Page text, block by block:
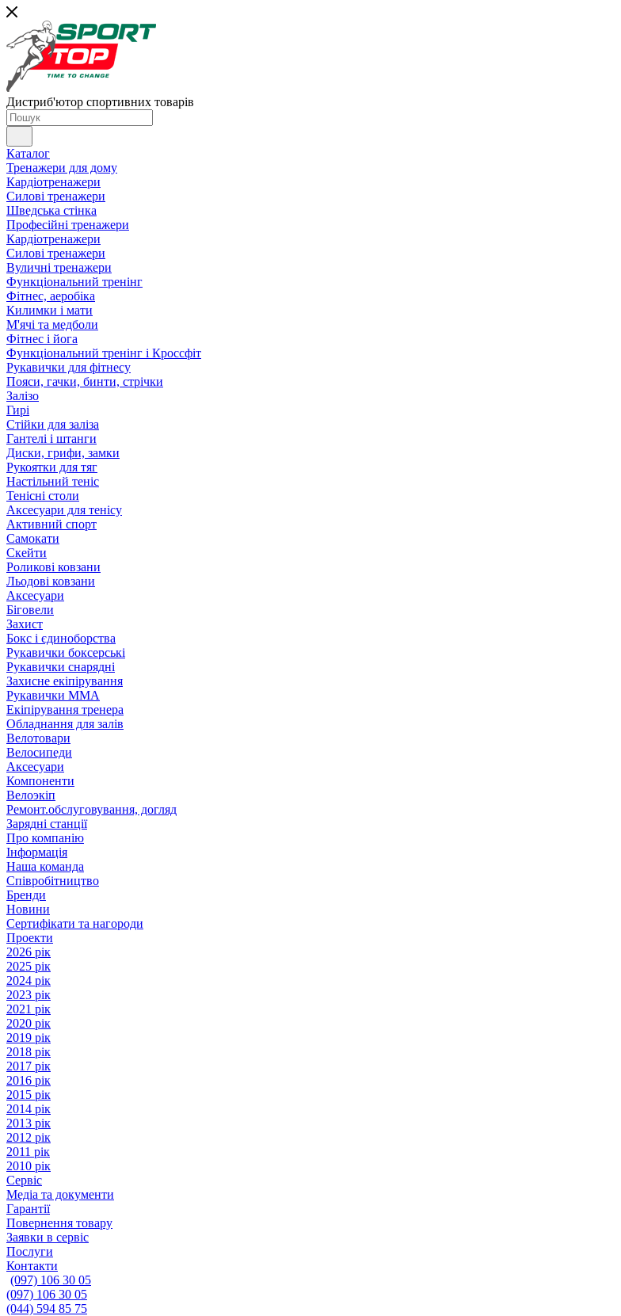
Дистриб'ютор спортивних товарів
Каталог
Тренажери для дому
Кардіотренажери
Силові тренажери
Шведська стінка
Професійні тренажери
Кардіотренажери
Силові тренажери
Вуличні тренажери
Функціональний тренінг
Фітнес, аеробіка
Килимки і мати
М'ячі та медболи
Фітнес і йога
Функціональний тренінг і Кроссфіт
Рукавички для фітнесу
Пояси, гачки, бинти, стрічки
Залізо
Гирі
Стійки для заліза
Гантелі і штанги
Диски, грифи, замки
Рукоятки для тяг
Настільний теніс
Тенісні столи
Аксесуари для тенісу
Активний спорт
Самокати
Скейти
Роликові ковзани
Льодові ковзани
Аксесуари
Біговели
Захист
Бокс і єдиноборства
Рукавички боксерські
Рукавички снарядні
Захисне екіпірування
Рукавички ММА
Екіпірування тренера
Обладнання для залів
Велотовари
Велосипеди
Аксесуари
Компоненти
Велоэкіп
Ремонт.обслуговування, догляд
Зарядні станції
Про компанію
Інформація
Наша команда
Співробітництво
Бренди
Новини
Сертифікати та нагороди
Проекти
2026 рік
2025 рік
2024 рік
2023 рік
2021 рік
2020 рік
2019 рік
2018 рік
2017 рік
2016 рік
2015 рік
2014 рік
2013 рік
2012 рік
2011 рік
2010 рік
Сервіс
Медіа та документи
Гарантії
Повернення товару
Заявки в сервіс
Послуги
Контакти
(097) 106 30 05
(097) 106 30 05
(044) 594 85 75